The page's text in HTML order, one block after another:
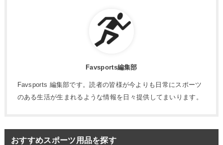
Favsports編集部
Favsports 編集部です。読者の皆様が今よりも日常にスポーツ
のある生活が生まれるような情報を日々提供してまいります。
おすすめスポーツ用品を探す